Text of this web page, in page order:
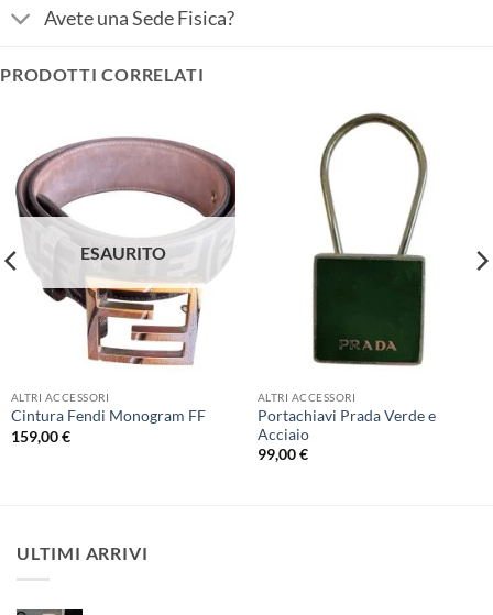
Avete una Sede Fisica?
PRODOTTI CORRELATI
ESAURITO
ALTRI ACCESSORI
Cintura Fendi Monogram FF
159,00€
ALTRI ACCESSORI
Portachiavi Prada Verde e
Acciaio
99,00€
ULTIMI ARRIVI